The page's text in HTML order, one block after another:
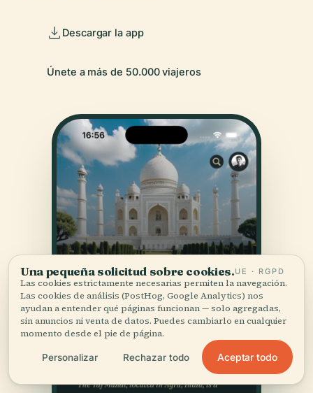
Descargar la app
Únete a más de 50.000 viajeros
Una pequeña solicitud sobre cookies.UE · RGPD
Las cookies estrictamente necesarias permiten la navegación.
Las cookies de análisis (PostHog, Google Analytics) nos
ayudan a entender qué páginas funcionan — solo agregadas,
sin anuncios ni venta de datos. Puedes cambiarlo en cualquier
momento desde el pie de página.
Personalizar Rechazar todo Aceptar todo